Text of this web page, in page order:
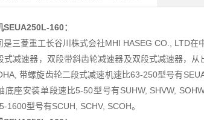
SEUA250L-160：
是三菱重工长谷川株式会社MHI HASEG CO., LTD在
式减速器，双段带斜齿轮减速器及双段式减速器，
带螺旋齿轮二段式减速机速比63-250型号有
底座安装单段速比5-50型号有SUHW, SHVW,
1600型号有SCUH, SCHV, SCOH。